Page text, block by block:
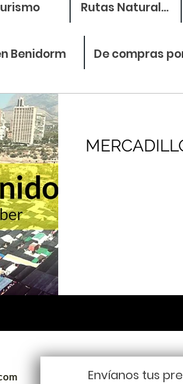
Rutas Naturales
Benidorm De compras
Envíanos tus